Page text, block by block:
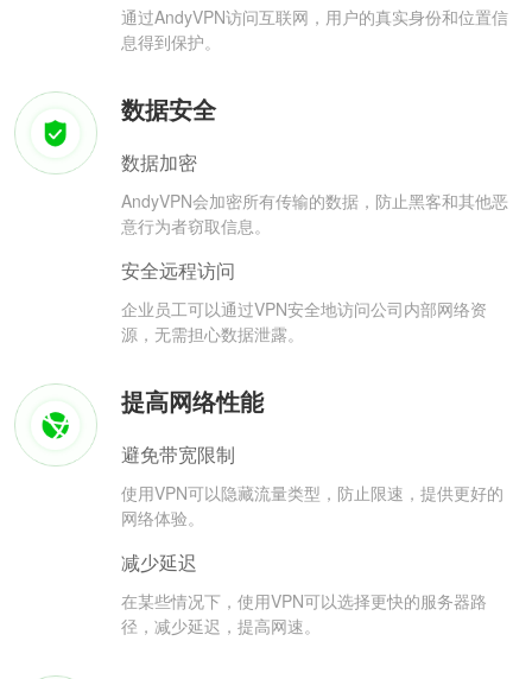
通过AndyVPN访问互联网，用户的真实身份和位置信
息得到保护。
数据安全
数据加密
AndyVPN会加密所有传输的数据，防止黑客和其他恶
意行为者窃取信息。
安全远程访问
企业员工可以通过VPN安全地访问公司内部网络资
源，无需担心数据泄露。
提高网络性能
避免带宽限制
使用VPN可以隐藏流量类型，防止限速，提供更好的
网络体验。
减少延迟
在某些情况下，使用VPN可以选择更快的服务器路
径，减少延迟，提高网速。